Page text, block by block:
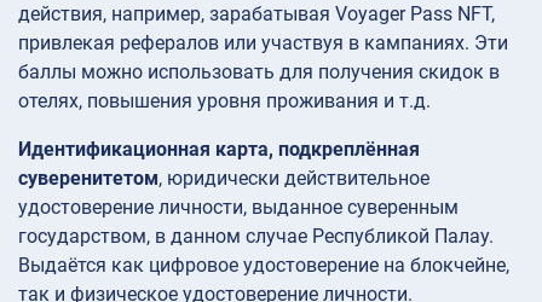
действия, например, зарабатывая Voyager Pass NFT,
привлекая рефералов или участвуя в кампаниях. Эти
баллы можно использовать для получения скидок в
отелях, повышения уровня проживания и т.д.
Идентификационная карта, подкреплённая
суверенитетом, юридически действительное
удостоверение личности, выданное суверенным
государством, в данном случае Республикой Палау.
Выдаётся как цифровое удостоверение на блокчейне,
так и физическое удостоверение личности.